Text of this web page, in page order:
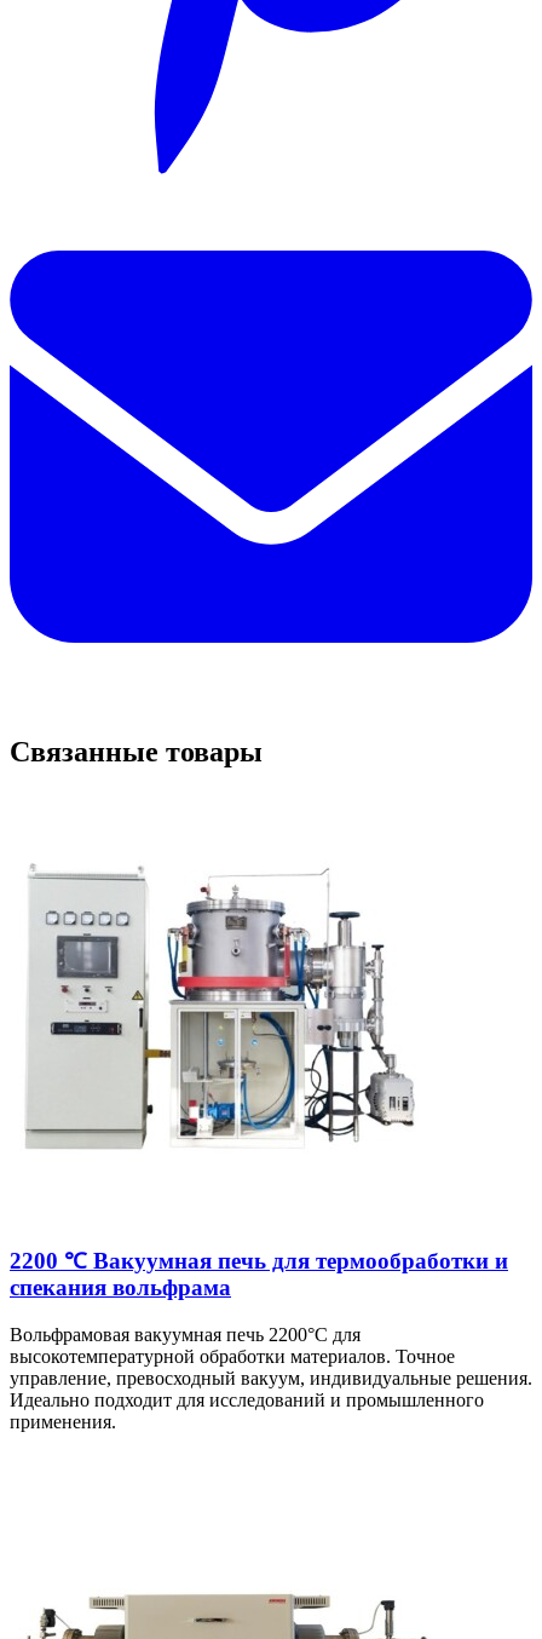
Связанные товары
2200 ℃ Вакуумная печь для термообработки и
спекания вольфрама
Вольфрамовая вакуумная печь 2200°C для
высокотемпературной обработки материалов. Точное
управление, превосходный вакуум, индивидуальные решения.
Идеально подходит для исследований и промышленного
применения.